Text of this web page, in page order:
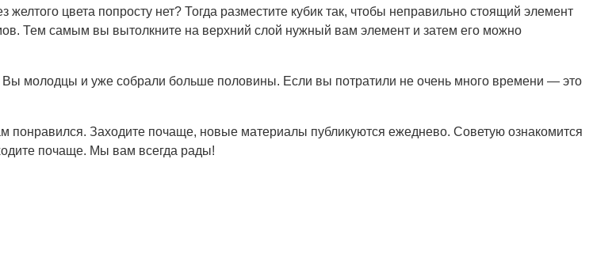
цвета попросту нет? Тогда разместите кубик так, чтобы неправильно стоящий элемент
Тем самым вы вытолкните на верхний слой нужный вам элемент и затем его можно
Вы молодцы и уже собрали больше половины. Если вы потратили не очень много времени — это
понравился. Заходите почаще, новые материалы публикуются ежеднево. Советую ознакомится
почаще. Мы вам всегда рады!